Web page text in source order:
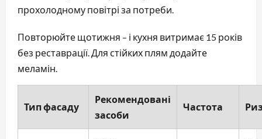
прохолодному повітрі за потреби.
Повторюйте щотижня – і кухня витримає 15 років
без реставрації. Для стійких плям додайте
меламін.
Тип фасаду
Рекомендовані
засоби
Частота